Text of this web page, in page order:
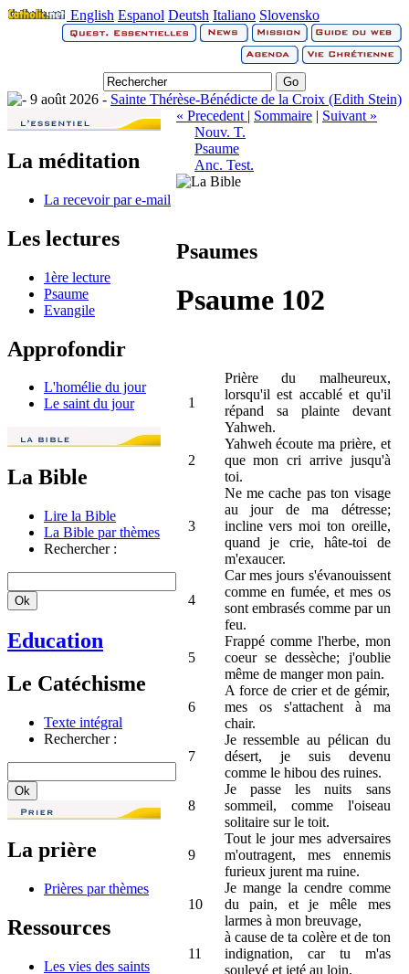
English Espanol Deutsh Italiano Slovensko
9 août 2026 - Sainte Thérèse-Bénédicte de la Croix (Edith Stein)
La méditation
La recevoir par e-mail
Les lectures
1ère lecture
Psaume
Evangile
Approfondir
L'homélie du jour
Le saint du jour
La Bible
Lire la Bible
La Bible par thèmes
Rechercher :
Education
Le Catéchisme
Texte intégral
Rechercher :
La prière
Prières par thèmes
Ressources
Les vies des saints
« Precedent | Sommaire | Suivant »
Nouv. T.
Psaume
Anc. Test.
Psaumes
Psaume 102
1
Prière du malheureux,
lorsqu'il est accablé et qu'il
répand sa plainte devant
Yahweh.
2
Yahweh écoute ma prière, et
que mon cri arrive jusqu'à
toi.
3
Ne me cache pas ton visage
au jour de ma détresse;
incline vers moi ton oreille,
quand je crie, hâte-toi de
m'exaucer.
4
Car mes jours s'évanouissent
comme en fumée, et mes os
sont embrasés comme par un
feu.
5
Frappé comme l'herbe, mon
coeur se dessèche; j'oublie
même de manger mon pain.
6
A force de crier et de gémir,
mes os s'attachent à ma
chair.
7
Je ressemble au pélican du
désert, je suis devenu
comme le hibou des ruines.
8
Je passe les nuits sans
sommeil, comme l'oiseau
solitaire sur le toit.
9
Tout le jour mes adversaires
m'outragent, mes ennemis
furieux jurent ma ruine.
10
Je mange la cendre comme
du pain, et je mêle mes
larmes à mon breuvage,
11
à cause de ta colère et de ton
indignation, car tu m'as
soulevé et jeté au loin.